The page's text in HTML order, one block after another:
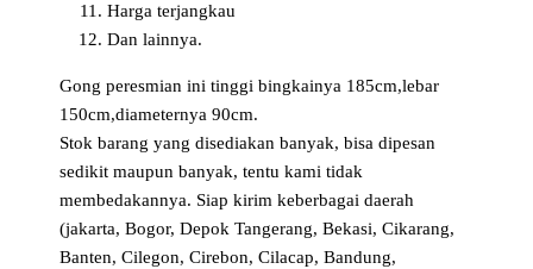
Harga terjangkau
Dan lainnya.
Gong peresmian ini tinggi bingkainya 185cm,lebar
150cm,diameternya 90cm.
Stok barang yang disediakan banyak, bisa dipesan
sedikit maupun banyak, tentu kami tidak
membedakannya. Siap kirim keberbagai daerah
(jakarta, Bogor, Depok Tangerang, Bekasi, Cikarang,
Banten, Cilegon, Cirebon, Cilacap, Bandung,